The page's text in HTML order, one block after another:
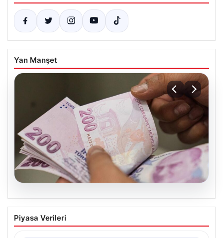
Yan Manşet
2026 Kurban Bayramı Emekli
İkramiyeleri Ne Zaman Ödenecek?
Piyasa Verileri